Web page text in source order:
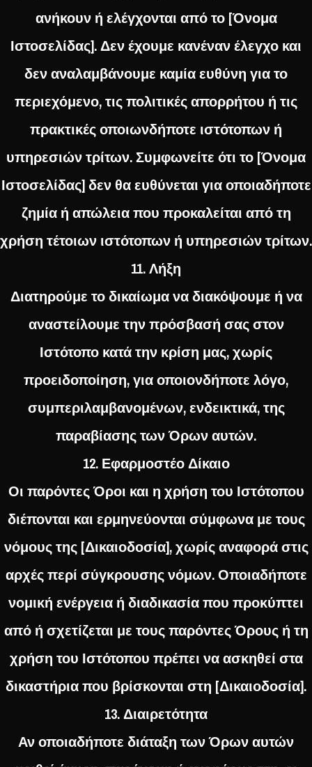
ανήκουν ή ελέγχονται από το [Όνομα
Ιστοσελίδας]. Δεν έχουμε κανέναν έλεγχο και
δεν αναλαμβάνουμε καμία ευθύνη για το
περιεχόμενο, τις πολιτικές απορρήτου ή τις
πρακτικές οποιωνδήποτε ιστότοπων ή
υπηρεσιών τρίτων. Συμφωνείτε ότι το [Όνομα
Ιστοσελίδας] δεν θα ευθύνεται για οποιαδήποτε
ζημία ή απώλεια που προκαλείται από τη
χρήση τέτοιων ιστότοπων ή υπηρεσιών τρίτων.
11. Λήξη
Διατηρούμε το δικαίωμα να διακόψουμε ή να
αναστείλουμε την πρόσβασή σας στον
Ιστότοπο κατά την κρίση μας, χωρίς
προειδοποίηση, για οποιονδήποτε λόγο,
συμπεριλαμβανομένων, ενδεικτικά, της
παραβίασης των Όρων αυτών.
12. Εφαρμοστέο Δίκαιο
Οι παρόντες Όροι και η χρήση του Ιστότοπου
διέπονται και ερμηνεύονται σύμφωνα με τους
νόμους της [Δικαιοδοσία], χωρίς αναφορά στις
αρχές περί σύγκρουσης νόμων. Οποιαδήποτε
νομική ενέργεια ή διαδικασία που προκύπτει
από ή σχετίζεται με τους παρόντες Όρους ή τη
χρήση του Ιστότοπου πρέπει να ασκηθεί στα
δικαστήρια που βρίσκονται στη [Δικαιοδοσία].
13. Διαιρετότητα
Αν οποιαδήποτε διάταξη των Όρων αυτών